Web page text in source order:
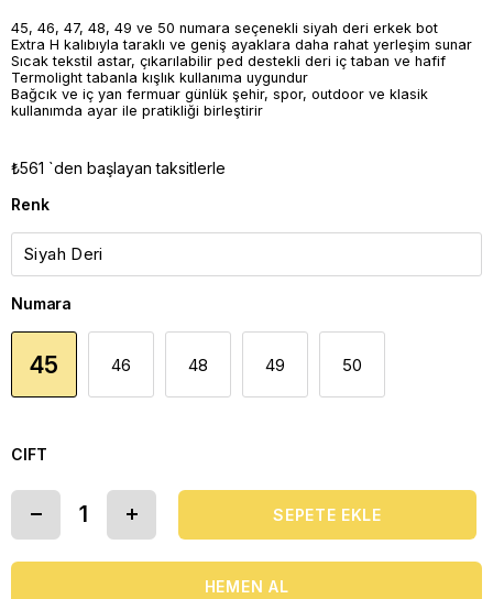
45, 46, 47, 48, 49 ve 50 numara seçenekli siyah deri erkek bot
Extra H kalıbıyla taraklı ve geniş ayaklara daha rahat yerleşim sunar
Sıcak tekstil astar, çıkarılabilir ped destekli deri iç taban ve hafif
Termolight tabanla kışlık kullanıma uygundur
Bağcık ve iç yan fermuar günlük şehir, spor, outdoor ve klasik
kullanımda ayar ile pratikliği birleştirir
₺561 `den başlayan taksitlerle
Renk
Numara
45 46 48 49 50
CIFT